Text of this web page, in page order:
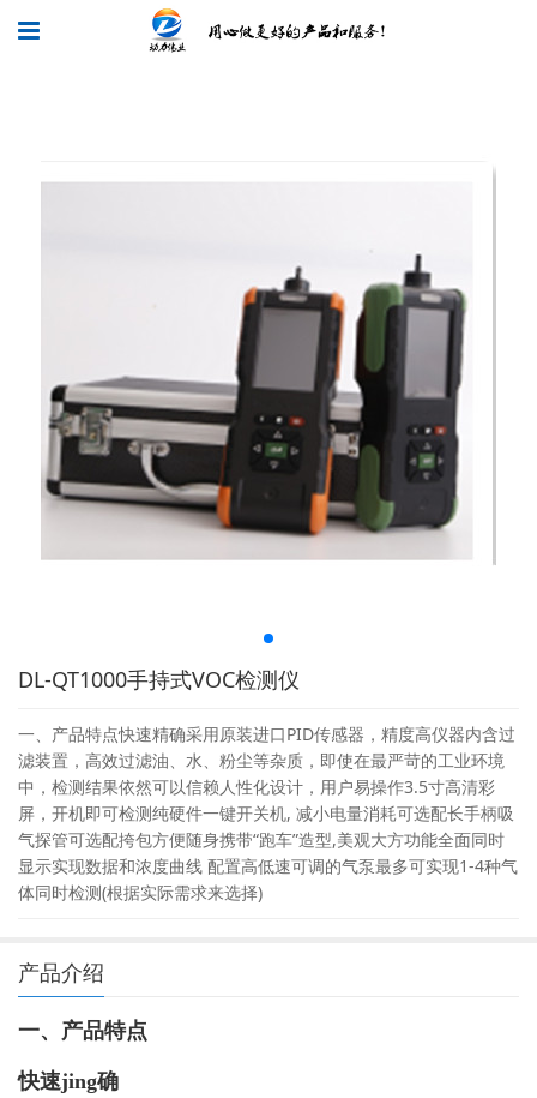
DL-QT1000手持式VOC检测仪
一、产品特点快速精确采用原装进口PID传感器，精度高仪器内含过
滤装置，高效过滤油、水、粉尘等杂质，即使在最严苛的工业环境
中，检测结果依然可以信赖人性化设计，用户易操作3.5寸高清彩
屏，开机即可检测纯硬件一键开关机, 减小电量消耗可选配长手柄吸
气探管可选配挎包方便随身携带“跑车”造型,美观大方功能全面同时
显示实现数据和浓度曲线 配置高低速可调的气泵最多可实现1-4种气
体同时检测(根据实际需求来选择)
产品介绍
一、产品特点
快速jing确